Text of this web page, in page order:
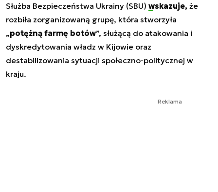
Służba Bezpieczeństwa Ukrainy (SBU) wskazuje, że
rozbiła zorganizowaną grupę, która stworzyła
„potężną farmę botów”, służącą do atakowania i
dyskredytowania władz w Kijowie oraz
destabilizowania sytuacji społeczno-politycznej w
kraju.
Reklama